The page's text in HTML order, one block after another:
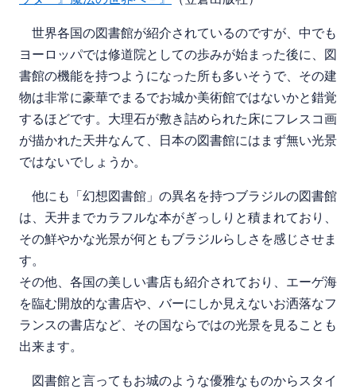
世界各国の図書館が紹介されているのですが、中でも
ヨーロッパでは修道院としての歩みが始まった後に、図
書館の機能を持つようになった所も多いそうで、その建
物は非常に豪華でまるでお城か美術館ではないかと錯覚
するほどです。大理石が敷き詰められた床にフレスコ画
が描かれた天井なんて、日本の図書館にはまず無い光景
ではないでしょうか。
他にも「幻想図書館」の異名を持つブラジルの図書館
は、天井までカラフルな本がぎっしりと積まれており、
その鮮やかな光景が何ともブラジルらしさを感じさせま
す。
その他、各国の美しい書店も紹介されており、エーゲ海
を臨む開放的な書店や、バーにしか見えないお洒落なフ
ランスの書店など、その国ならではの光景を見ることも
出来ます。
図書館と言ってもお城のような優雅なものからスタイ